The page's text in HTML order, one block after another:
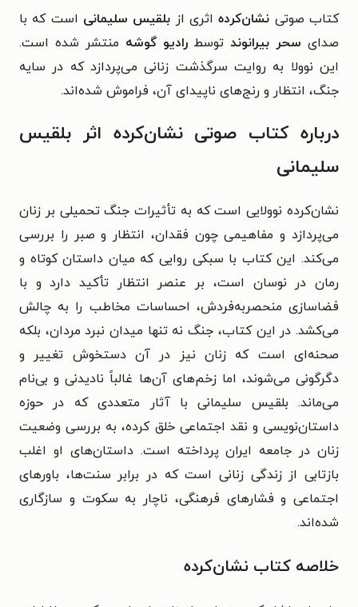
کتاب صوتی نشان‌کردهاثری از بلقیس سلیمانی است که با
صدای سحر بیرانوندتوسطرادیو گوشه منتشر شده است.
این نوولا به روایت سرگذشت زنانی می‌پردازد که در سایه
جنگ، انتظار و رنج‌های ناپیدای آن، فراموش شده‌اند.
درباره کتاب صوتی نشان‌کرده اثر بلقیس
سلیمانی
نشان‌کرده نوولایی است که به تأثیرات جنگ تحمیلی بر زنان
می‌پردازد و مفاهیمی چون فقدان، انتظار و صبر را بررسی
می‌کند. این کتاب با سبکی روایی که میان داستان کوتاه و
رمان در نوسان است، بر عنصر انتظار تأکید دارد و با
فضاسازی منحصربه‌فردش، احساسات مخاطب را به چالش
می‌کشد. در این کتاب، جنگ نه تنها میدان نبرد مردان، بلکه
صحنه‌ای است که زنان نیز در آن دستخوش تغییر و
دگرگونی می‌شوند، اما زخم‌های آن‌ها غالباً نادیدنی و بی‌نام
می‌ماند.​ بلقیس سلیمانی با آثار متعددی که در حوزه
داستان‌نویسی و نقد اجتماعی خلق کرده، به بررسی وضعیت
زنان در جامعه ایران پرداخته است. داستان‌های او اغلب
بازتابی از زندگی زنانی است که در برابر سنت‌ها، باورهای
اجتماعی و فشارهای فرهنگی، ناچار به سکوت و سازگاری
شده‌اند.​
خلاصه کتاب نشان‌کرده